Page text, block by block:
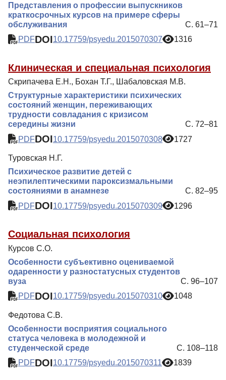
Представления о профессии выпускников
краткосрочных курсов на примере сферы
обслуживания
С. 61–71
PDFDOI10.17759/psyedu.2015070307 1316
Клиническая и специальная психология
Скрипачева Е.Н., Бохан Т.Г., Шабаловская М.В.
Структурные характеристики психических
состояний женщин, переживающих
трудности совладания с кризисом
середины жизни
С. 72–81
PDFDOI10.17759/psyedu.2015070308 1727
Туровская Н.Г.
Психическое развитие детей с
неэпилептическими пароксизмальными
состояниями в анамнезе
С. 82–95
PDFDOI10.17759/psyedu.2015070309 1296
Социальная психология
Курсов С.О.
Особенности субъективно оцениваемой
одаренности у разностатусных студентов
вуза
С. 96–107
PDFDOI10.17759/psyedu.2015070310 1048
Федотова С.В.
Особенности восприятия социального
статуса человека в молодежной и
студенческой среде
С. 108–118
PDFDOI10.17759/psyedu.2015070311 1839